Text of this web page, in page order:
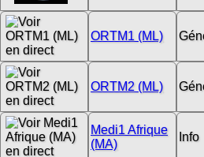
ORTM1 (ML)
ORTM2 (ML)
Medi1 Afrique
(MA)
Info